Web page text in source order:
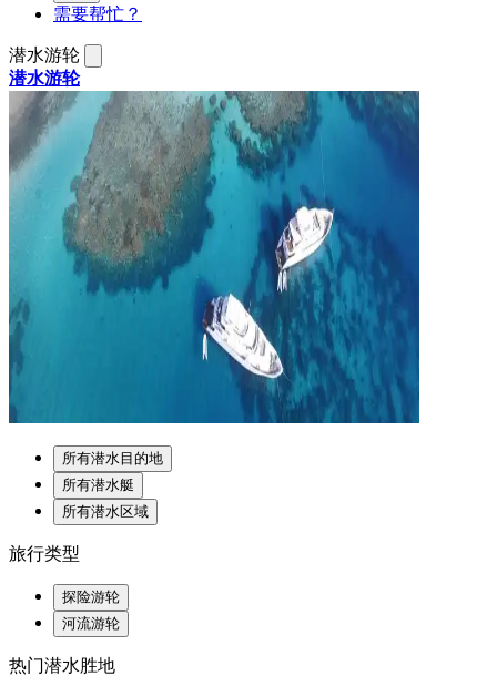
需要帮忙？
潜水游轮
潜水游轮
所有潜水目的地
所有潜水艇
所有潜水区域
旅行类型
探险游轮
河流游轮
热门潜水胜地